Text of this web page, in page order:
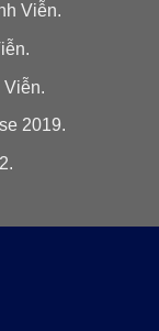
Viễn.
Viễn.
2019.